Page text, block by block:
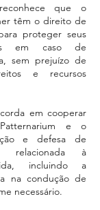
que o
têm o direito de
proteger seus
em caso de
sem prejuízo de
e recursos
em cooperar
e o
e defesa de
relacionada à
incluindo a
na condução de
necessário.